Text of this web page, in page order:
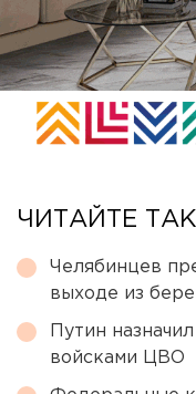
ЧИТАЙТЕ
Челябинцев
выходе из
Путин
войсками ЦВО